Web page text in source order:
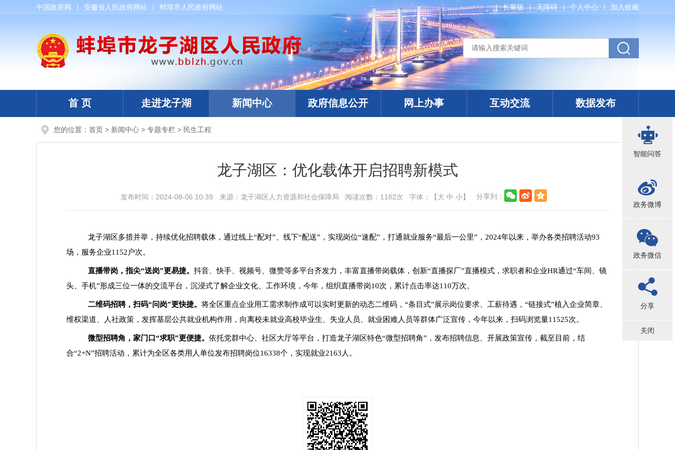
中国政府网 安徽省人民政府网站 蚌埠市人民政府网站 长辈版 无障碍 个人中心 加入收藏
首 页 走进龙子湖 新闻中心 政府信息公开 网上办事 互动交流 数据发布
您的位置： 首页 > 新闻中心 > 专题专栏 > 民生工程
龙子湖区：优化载体开启招聘新模式
发布时间： 2024-08-06 10:39 来源： 龙子湖区人力资源和社会保障局 阅读次数： 1182次 字体：【大 中 小】 分享到：
龙子湖区多措并举，持续优化招聘载体，通过线上“配对”、线下“配送”，实现岗位“速配”，打通就业服务“最后一公里”，2024年以来，举办各类招聘活动93
场，服务企业1152户次。
直播带岗，指尖“送岗”更易捷。 抖音、快手、视频号、微赞等多平台齐发力，丰富直播带岗载体，创新“直播探厂”直播模式，求职者和企业HR通过“车间、镜
头、手机”形成三位一体的交流平台，沉浸式了解企业文化、工作环境，今年，组织直播带岗10次，累计点击率达110万次。
二维码招聘，扫码“问岗”更快捷。 将全 区重点企业用工需求制作成可以实时更新的动态二维码， “条目式”展示岗位要求、工薪待遇，“链接式”植入企业简章、
维权渠道、人社政策，发挥基层公共就业机构作用，向离校未就业高校毕业生、失业人员、就业困难人员等群体广泛宣传，今年以来，扫码浏览量11525次。
微型招聘角，家门口“求职”更便捷。 依托党群中心、社区大厅等平台，打造龙子湖区特色“微型招聘角”，发布招聘信息、开展政策宣传，截至目前，结
合“2+N”招聘活动，累计为全区各类用人单位发布招聘岗位16338个，实现就业2163人。
智能问答
政务微博
政务微信
分享
关闭